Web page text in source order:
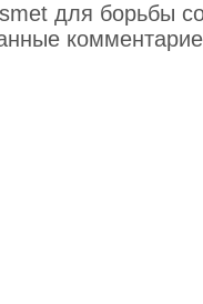
для борьбы